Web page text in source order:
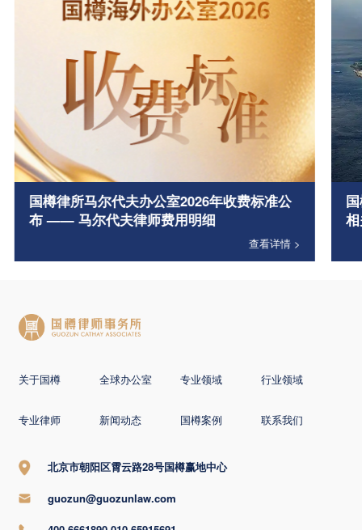
国樽律所马尔代夫办公室2026年收费标准公
布 —— 马尔代夫律师费用明细
查看详情 >
关于国樽 全球办公室 专业领域 行业领域
专业律师 新闻动态 国樽案例 联系我们
北京市朝阳区霄云路28号国樽赢地中心
guozun@guozunlaw.com